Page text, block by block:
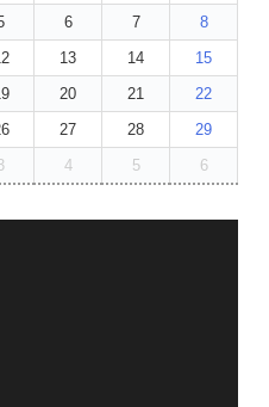
6 7
8
13 14
15
20 21
22
27 28
29
4 5 6